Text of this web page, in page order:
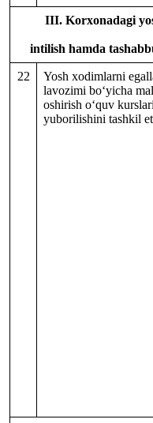
III. Korxonadagi
intilish hamda
22
Yosh xodimlarni
lavozimi bo‘yicha
oshirish o‘quv
yuborilishini tashkil